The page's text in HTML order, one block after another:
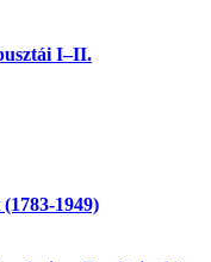
I–II.
1949)